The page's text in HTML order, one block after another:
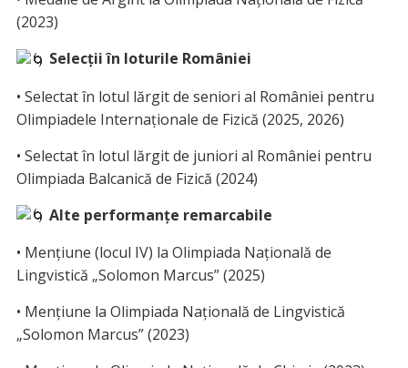
(2023)
Selecții în loturile României
• Selectat în lotul lărgit de seniori al României pentru
Olimpiadele Internaționale de Fizică (2025, 2026)
• Selectat în lotul lărgit de juniori al României pentru
Olimpiada Balcanică de Fizică (2024)
Alte performanțe remarcabile
• Mențiune (locul IV) la Olimpiada Națională de
Lingvistică „Solomon Marcus” (2025)
• Mențiune la Olimpiada Națională de Lingvistică
„Solomon Marcus” (2023)